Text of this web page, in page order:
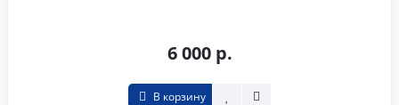
6 000 р.
В корзину